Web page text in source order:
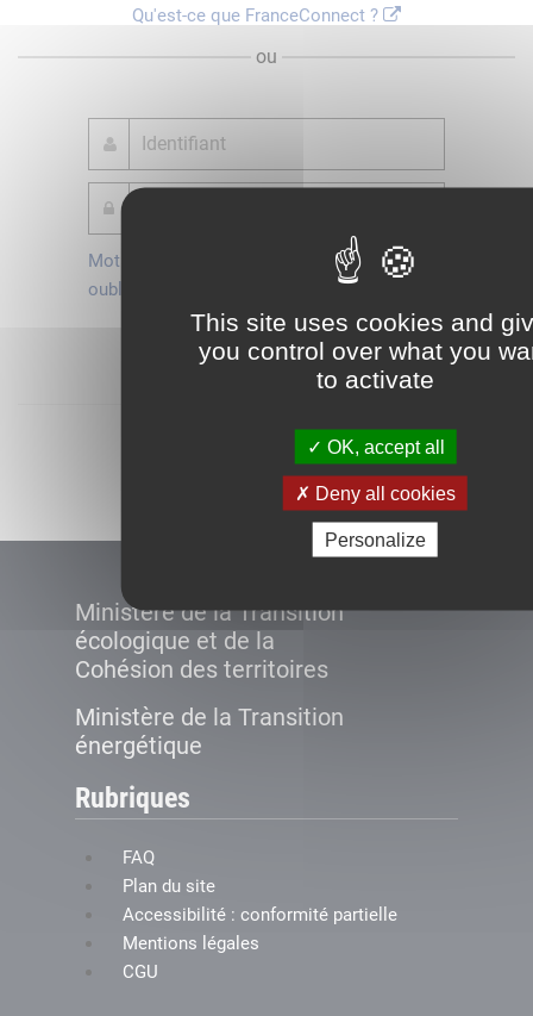
This site uses cookies and
you control over what you
to activate
OK, accept all
Deny all cookies
Personalize
Qu'est-ce que FranceConnect ?
ou
Mot de passe
oublié ?
Je crée mon
compte
Connexion
Ministère de la Transition
écologique et de la
Cohésion des territoires
Ministère de la Transition
énergétique
Rubriques
FAQ
Plan du site
Accessibilité : conformité partielle
Mentions légales
CGU